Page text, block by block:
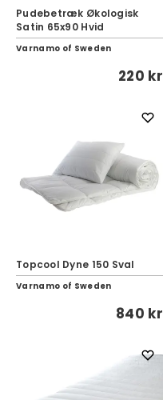
Pudebetræk Økologisk
Satin 65x90 Hvid
Varnamo of Sweden
220 kr
Topcool Dyne 150 Sval
Varnamo of Sweden
840 kr